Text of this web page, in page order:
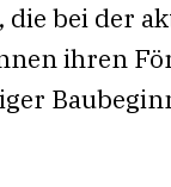
die bei der
ihren